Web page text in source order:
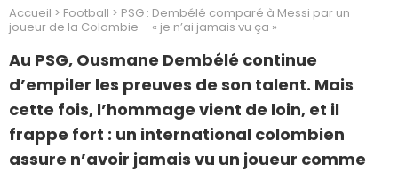
Accueil > Football > PSG : Dembélé comparé à Messi par un
joueur de la Colombie – « je n’ai jamais vu ça »
Au PSG, Ousmane Dembélé continue
d’empiler les preuves de son talent. Mais
cette fois, l’hommage vient de loin, et il
frappe fort : un international colombien
assure n’avoir jamais vu un joueur comme